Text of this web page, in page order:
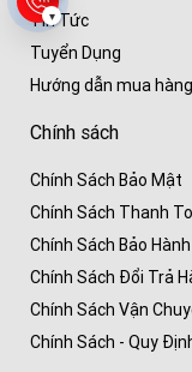
▾
Tin Tức
Tuyển Dụng
Hướng dẫn mua hàng
Chính sách
Chính Sách Bảo Mật
Chính Sách Thanh
Chính Sách Bảo
Chính Sách Đổi Trả
Chính Sách Vận
Chính Sách - Quy